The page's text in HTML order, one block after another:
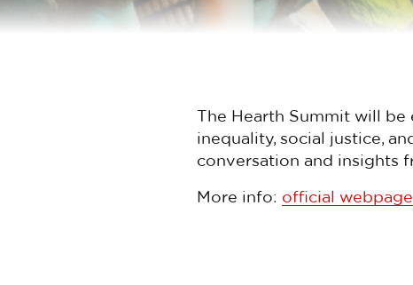
The Hearth Summit will be
inequality, social justice,
conversation and insights
More info: official